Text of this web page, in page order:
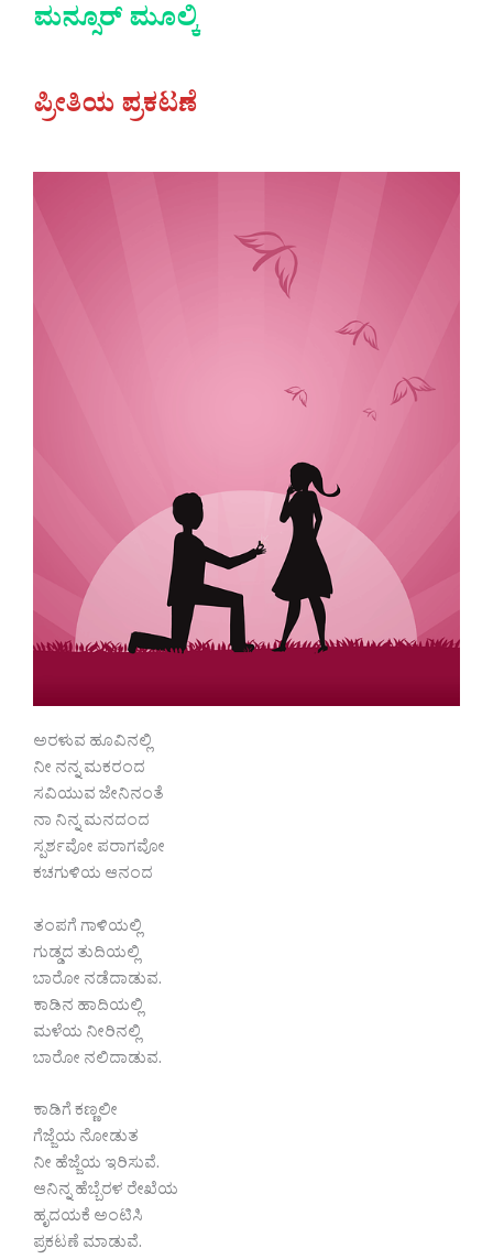
ಮನ್ಸೂರ್ ಮೂಲ್ಕಿ
ಪ್ರೀತಿಯ ಪ್ರಕಟಣೆ
ಅರಳುವ ಹೂವಿನಲ್ಲಿ
ನೀ ನನ್ನ ಮಕರಂದ
ಸವಿಯುವ ಜೇನಿನಂತೆ
ನಾ ನಿನ್ನ ಮನದಂದ
ಸ್ಪರ್ಶವೋ ಪರಾಗವೋ
ಕಚಗುಳಿಯ ಆನಂದ
ತಂಪಗೆ ಗಾಳಿಯಲ್ಲಿ
ಗುಡ್ಡದ ತುದಿಯಲ್ಲಿ
ಬಾರೋ ನಡೆದಾಡುವ.
ಕಾಡಿನ ಹಾದಿಯಲ್ಲಿ
ಮಳೆಯ ನೀರಿನಲ್ಲಿ
ಬಾರೋ ನಲಿದಾಡುವ.
ಕಾಡಿಗೆ ಕಣ್ಣಲೀ
ಗೆಜ್ಜೆಯ ನೋಡುತ
ನೀ ಹೆಜ್ಜೆಯ ಇರಿಸುವೆ.
ಆನಿನ್ನ ಹೆಬ್ಬೆರಳ ರೇಖೆಯ
ಹೃದಯಕೆ ಅಂಟಿಸಿ
ಪ್ರಕಟಣೆ ಮಾಡುವೆ.